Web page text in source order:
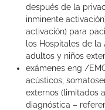
después de la
inminente
activación) para
los Hospitales de la
adultos y niños
exámenes eng /
acústicos,
externos (limitados
diagnóstica –